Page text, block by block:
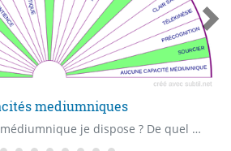
mediumniques
De quelle capacité médiumnique je dispose ? De quel "Claire" capacité je dispose ? Quelle est ma première capacité médiumnique ?